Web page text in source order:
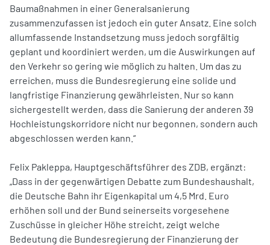
Baumaßnahmen in einer Generalsanierung
zusammenzufassen ist jedoch ein guter Ansatz. Eine solch
allumfassende Instandsetzung muss jedoch sorgfältig
geplant und koordiniert werden, um die Auswirkungen auf
den Verkehr so gering wie möglich zu halten. Um das zu
erreichen, muss die Bundesregierung eine solide und
langfristige Finanzierung gewährleisten. Nur so kann
sichergestellt werden, dass die Sanierung der anderen 39
Hochleistungskorridore nicht nur begonnen, sondern auch
abgeschlossen werden kann.“
Felix Pakleppa, Hauptgeschäftsführer des ZDB, ergänzt:
„Dass in der gegenwärtigen Debatte zum Bundeshaushalt,
die Deutsche Bahn ihr Eigenkapital um 4,5 Mrd. Euro
erhöhen soll und der Bund seinerseits vorgesehene
Zuschüsse in gleicher Höhe streicht, zeigt welche
Bedeutung die Bundesregierung der Finanzierung der